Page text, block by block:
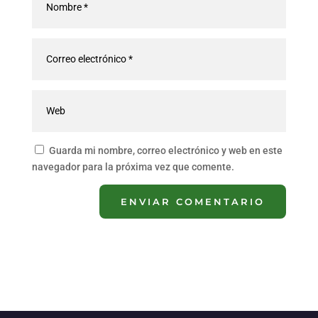
Guarda mi nombre, correo electrónico y web en este
navegador para la próxima vez que comente.
ENVIAR COMENTARIO